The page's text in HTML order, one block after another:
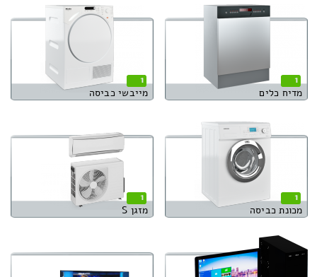
1
מדיח כלים
1
מייבשי כביסה
1
מכונת כביסה
1
מזגן S